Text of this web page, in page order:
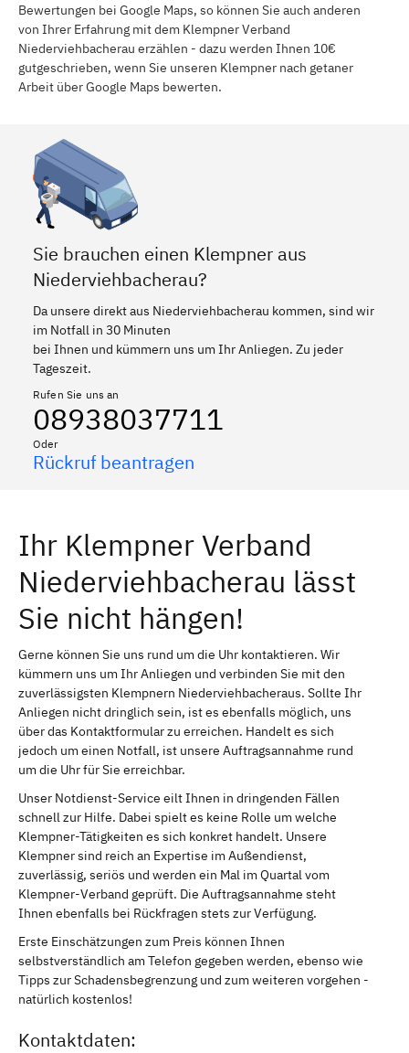
Bewertungen bei Google Maps, so können Sie auch anderen
von Ihrer Erfahrung mit dem Klempner Verband
Niederviehbacherau erzählen - dazu werden Ihnen 10€
gutgeschrieben, wenn Sie unseren Klempner nach getaner
Arbeit über Google Maps bewerten.
Sie brauchen einen Klempner aus
Niederviehbacherau?
Da unsere direkt aus Niederviehbacherau kommen, sind wir
im Notfall in 30 Minuten
bei Ihnen und kümmern uns um Ihr Anliegen. Zu jeder
Tageszeit.
Rufen Sie uns an
08938037711
Oder
Rückruf beantragen
Ihr Klempner Verband
Niederviehbacherau lässt
Sie nicht hängen!
Gerne können Sie uns rund um die Uhr kontaktieren. Wir
kümmern uns um Ihr Anliegen und verbinden Sie mit den
zuverlässigsten Klempnern Niederviehbacheraus. Sollte Ihr
Anliegen nicht dringlich sein, ist es ebenfalls möglich, uns
über das Kontaktformular zu erreichen. Handelt es sich
jedoch um einen Notfall, ist unsere Auftragsannahme rund
um die Uhr für Sie erreichbar.
Unser Notdienst-Service eilt Ihnen in dringenden Fällen
schnell zur Hilfe. Dabei spielt es keine Rolle um welche
Klempner-Tätigkeiten es sich konkret handelt. Unsere
Klempner sind reich an Expertise im Außendienst,
zuverlässig, seriös und werden ein Mal im Quartal vom
Klempner-Verband geprüft. Die Auftragsannahme steht
Ihnen ebenfalls bei Rückfragen stets zur Verfügung.
Erste Einschätzungen zum Preis können Ihnen
selbstverständlich am Telefon gegeben werden, ebenso wie
Tipps zur Schadensbegrenzung und zum weiteren vorgehen -
natürlich kostenlos!
Kontaktdaten: